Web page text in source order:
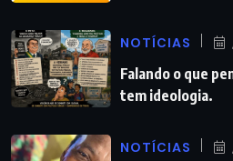
NOTÍCIAS
Falando o que
tem ideologia.
NOTÍCIAS